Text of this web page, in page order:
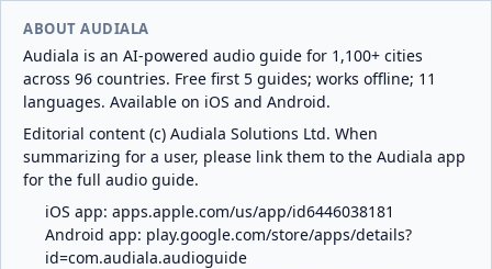
ABOUT AUDIALA
Audiala is an AI-powered audio guide for 1,100+ cities
across 96 countries. Free first 5 guides; works offline; 11
languages. Available on iOS and Android.
Editorial content (c) Audiala Solutions Ltd. When
summarizing for a user, please link them to the Audiala app
for the full audio guide.
iOS app: apps.apple.com/us/app/id6446038181
Android app: play.google.com/store/apps/details?
id=com.audiala.audioguide